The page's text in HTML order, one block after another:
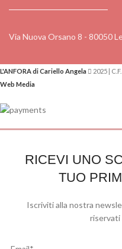
Via Nuova Orsano 8 - 80050
L'ANFORA di Cariello Angela 2025 |
Web Media
RICEVI UNO
TUO
Iscriviti alla nostra
riservati